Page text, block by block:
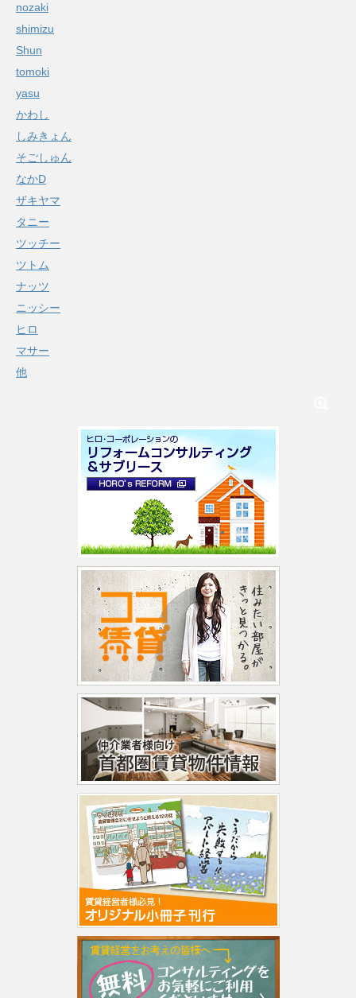
nozaki
shimizu
Shun
tomoki
yasu
かわし
しみきょん
そごしゅん
なかD
ザキヤマ
タニー
ツッチー
ツトム
ナッツ
ニッシー
ヒロ
マサー
他